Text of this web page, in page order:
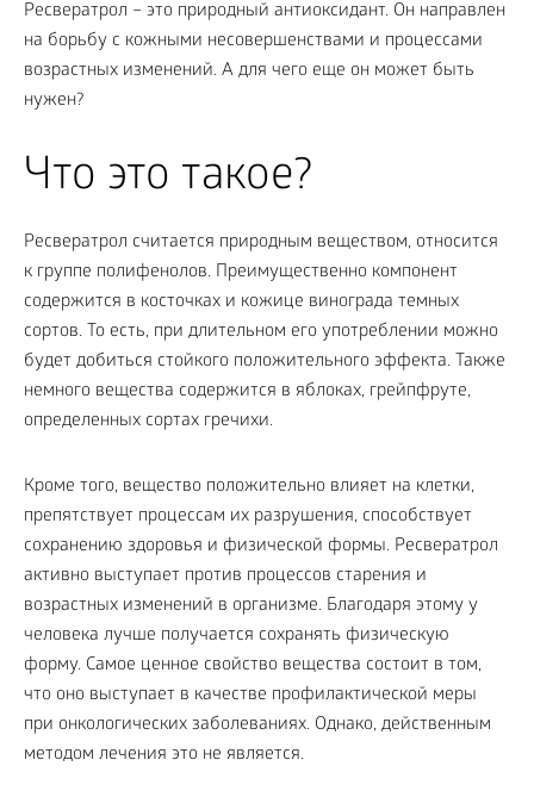
Ресвератрол – это природный антиоксидант. Он направлен
на борьбу с кожными несовершенствами и процессами
возрастных изменений. А для чего еще он может быть
нужен?
Что это такое?
Ресвератрол считается природным веществом, относится
к группе полифенолов. Преимущественно компонент
содержится в косточках и кожице винограда темных
сортов. То есть, при длительном его употреблении можно
будет добиться стойкого положительного эффекта. Также
немного вещества содержится в яблоках, грейпфруте,
определенных сортах гречихи.
Кроме того, вещество положительно влияет на клетки,
препятствует процессам их разрушения, способствует
сохранению здоровья и физической формы. Ресвератрол
активно выступает против процессов старения и
возрастных изменений в организме. Благодаря этому у
человека лучше получается сохранять физическую
форму. Самое ценное свойство вещества состоит в том,
что оно выступает в качестве профилактической меры
при онкологических заболеваниях. Однако, действенным
методом лечения это не является.